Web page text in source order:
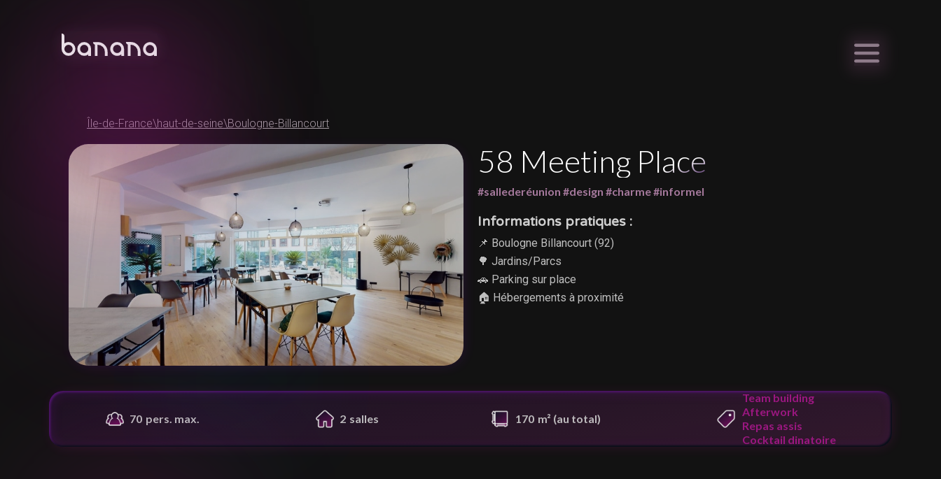
Île-de-France\haut-de-seine\Boulogne-Billancourt
58 Meeting Place
#sallederéunion #design #charme #informel
Informations pratiques :
📌 Boulogne Billancourt (92)
🌳 Jardins/Parcs
🚗 Parking sur place
🏠 Hébergements à proximité
70 pers. max. 2 salles 170 m² (au total)
Team building
Afterwork
Repas assis
Cocktail dinatoire